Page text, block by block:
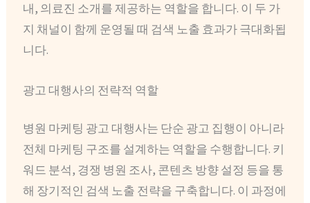
내, 의료진 소개를 제공하는 역할을 합니다. 이 두 가
지 채널이 함께 운영될 때 검색 노출 효과가 극대화됩
니다.
광고 대행사의 전략적 역할
병원 마케팅 광고 대행사는 단순 광고 집행이 아니라
전체 마케팅 구조를 설계하는 역할을 수행합니다. 키
워드 분석, 경쟁 병원 조사, 콘텐츠 방향 설정 등을 통
해 장기적인 검색 노출 전략을 구축합니다. 이 과정에